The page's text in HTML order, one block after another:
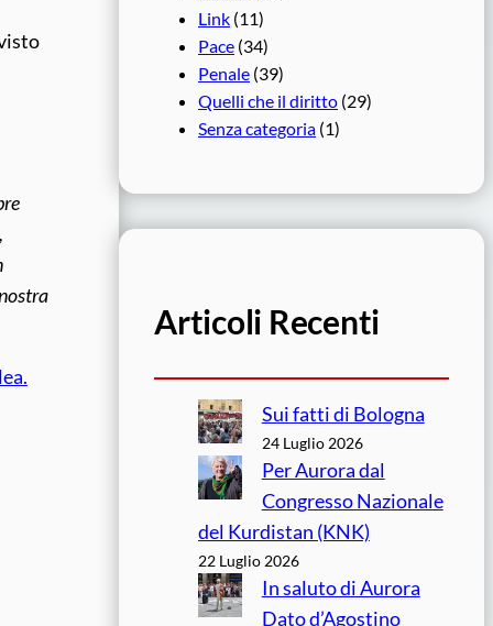
Link (11)
Pace (34)
Penale (39)
Quelli che il diritto (29)
Senza categoria (1)
Articoli Recenti
Sui fatti di Bologna
24 Luglio 2026
Per Aurora dal
Congresso Nazionale
del Kurdistan (KNK)
22 Luglio 2026
In saluto di Aurora
Dato d’Agostino